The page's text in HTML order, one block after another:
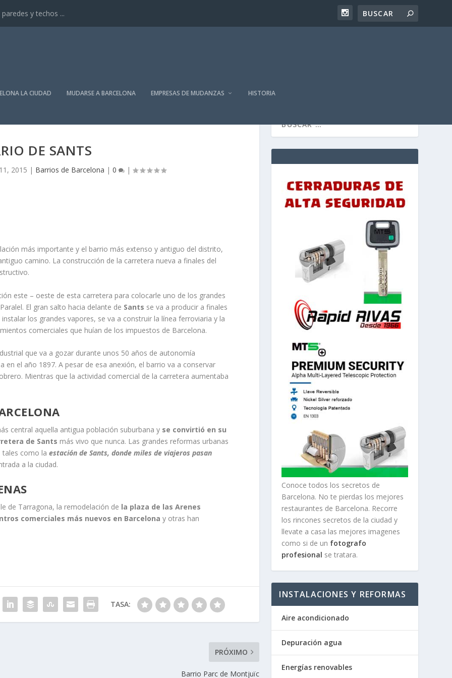
y techos ...
LA CIUDAD MUDARSE A BARCELONA EMPRESAS DE MUDANZAS HISTORIA
DE SANTS
2015 | Barrios de Barcelona |0 |
más importante y el barrio más extenso y antiguo del distrito,
camino. La construcción de la carretera nueva a finales del
este – oeste de esta carretera para colocarle uno de los grandes
El gran salto hacia delante de Sants se va a producir a finales
los grandes vapores, se va a construir la línea ferroviaria y la
comerciales que huían de los impuestos de Barcelona.
que va a gozar durante unos 50 años de autonomía
en el año 1897. A pesar de esa anexión, el barrio va a conservar
Mientras que la actividad comercial de la carretera aumentaba
central aquella antigua población suburbana y se convirtió en su
de Sants más vivo que nunca. Las grandes reformas urbanas
tales como laestación de Sants, donde miles de viajeros pasan
a la ciudad.
de Tarragona, la remodelación de la plaza de las Arenes
comerciales más nuevos en Barcelona y otras han
TASA:
PRÓXIMO
Barrio Parc de Montjuïc
Conoce todos los secretos de
Barcelona. No te pierdas los mejores
restaurantes de Barcelona. Recorre
los rincones secretos de la ciudad y
llevate a casa las mejores imagenes
como si de un fotografo
profesional se tratara.
INSTALACIONES Y REFORMAS
Aire acondicionado
Depuración agua
Energías renovables